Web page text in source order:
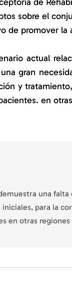
sobre el
de promover la
actual
gran
y
en
una
para la
en otras regiones